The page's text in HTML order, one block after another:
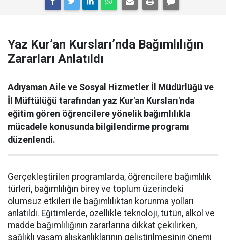
Yaz Kur’an Kursları’nda Bağımlılığın
Zararları Anlatıldı
Adıyaman Aile ve Sosyal Hizmetler İl Müdürlüğü ve
İl Müftülüğü tarafından yaz Kur'an Kursları'nda
eğitim gören öğrencilere yönelik bağımlılıkla
mücadele konusunda bilgilendirme programı
düzenlendi.
Gerçekleştirilen programlarda, öğrencilere bağımlılık
türleri, bağımlılığın birey ve toplum üzerindeki
olumsuz etkileri ile bağımlılıktan korunma yolları
anlatıldı. Eğitimlerde, özellikle teknoloji, tütün, alkol ve
madde bağımlılığının zararlarına dikkat çekilirken,
sağlıklı yaşam alışkanlıklarının geliştirilmesinin önemi